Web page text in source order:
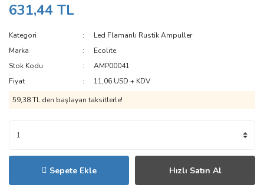
631,44 TL
Kategori
Led Flamanlı Rustik Ampuller
Marka
Ecolite
Stok Kodu
AMP00041
Fiyat
11,06 USD + KDV
59,38 TL den başlayan taksitlerle!
Sepete Ekle Hızlı Satın Al